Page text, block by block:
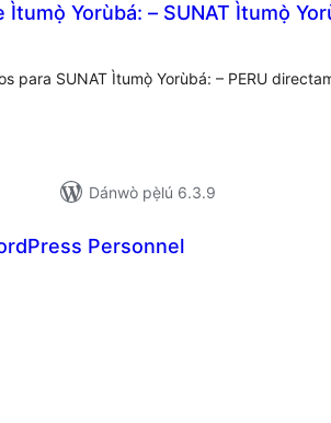
Ìtumọ̀ Yorùbá: – SUNAT Ìtumọ̀
para SUNAT Ìtumọ̀ Yorùbá: – PERU
Dánwò pẹ̀lú 6.3.9
Personnel